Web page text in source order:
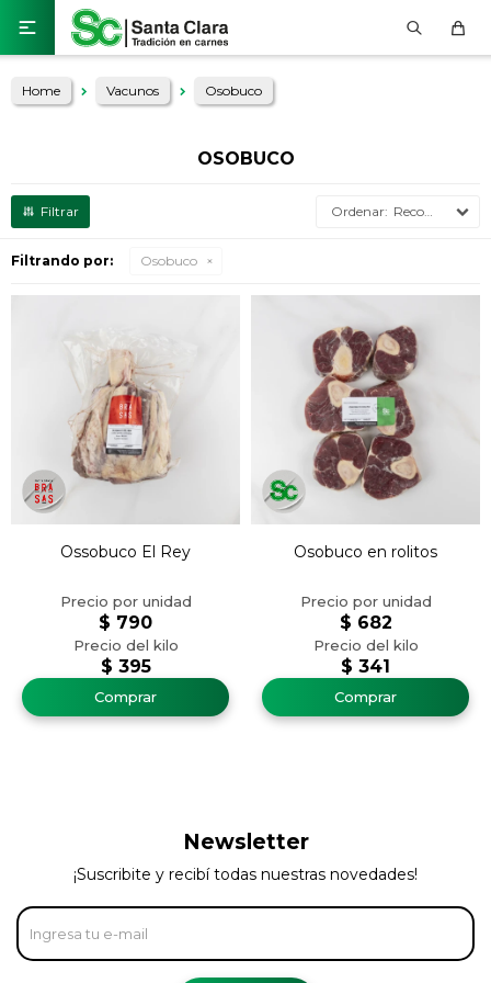

Home Vacunos Osobuco
OSOBUCO
Recomendados
Filtrando por: Osobuco
Ossobuco El Rey
$ 395
$ 790
Osobuco en rolitos
$ 341
$ 682
Newsletter
¡Suscribite y recibí todas nuestras novedades!